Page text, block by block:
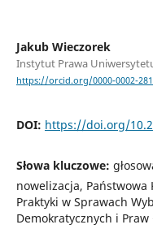
Jakub Wieczorek
Instytut Prawa
https://orcid.org/0000-0002-
DOI: https://doi.org/
Słowa kluczowe:
nowelizacja, Państwowa
Praktyki w Sprawach
Demokratycznych i Praw